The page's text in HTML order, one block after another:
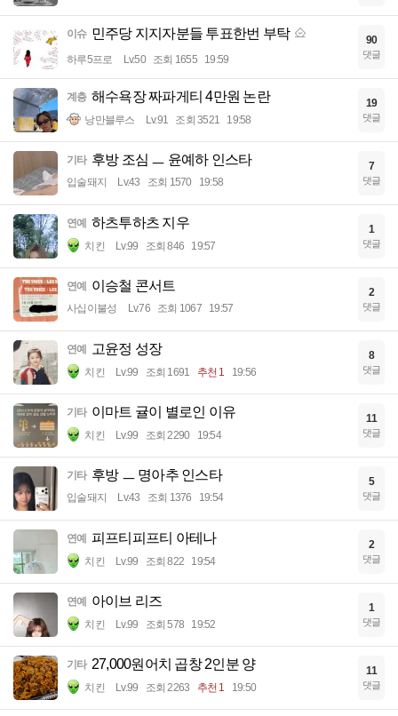
이슈 민주당 지지자분들 투표한번 부탁
하루5프로 Lv.50 조회 1655 19:59
90
댓글
계층 해수욕장 짜파게티 4만원 논란
낭만블루스 Lv.91 조회 3521 19:58
19
댓글
기타 후방 조심 ㅡ 윤예하 인스타
입술돼지 Lv.43 조회 1570 19:58
7
댓글
연예 하츠투하츠 지우
치킨 Lv.99 조회 846 19:57
1
댓글
연예 이승철 콘서트
사십이불성 Lv.76 조회 1067 19:57
2
댓글
연예 고윤정 성장
치킨 Lv.99 조회 1691 추천 1 19:56
8
댓글
기타 이마트 귤이 별로인 이유
치킨 Lv.99 조회 2290 19:54
11
댓글
기타 후방 ㅡ 명아추 인스타
입술돼지 Lv.43 조회 1376 19:54
5
댓글
연예 피프티피프티 아테나
치킨 Lv.99 조회 822 19:54
2
댓글
연예 아이브 리즈
치킨 Lv.99 조회 578 19:52
1
댓글
기타 27,000원어치 곱창 2인분 양
치킨 Lv.99 조회 2263 추천 1 19:50
11
댓글